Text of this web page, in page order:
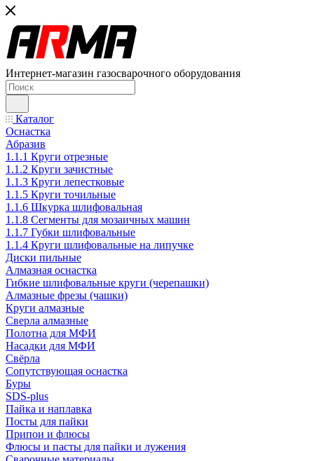
Интернет-магазин газосварочного оборудования
Каталог
Оснастка
Абразив
1.1.1 Круги отрезные
1.1.2 Круги зачистные
1.1.3 Круги лепестковые
1.1.5 Круги точильные
1.1.6 Шкурка шлифовальная
1.1.8 Сегменты для мозаичных машин
1.1.7 Губки шлифовальные
1.1.4 Круги шлифовальные на липучке
Диски пильные
Алмазная оснастка
Гибкие шлифовальные круги (черепашки)
Алмазные фрезы (чашки)
Круги алмазные
Сверла алмазные
Полотна для МФИ
Насадки для МФИ
Свёрла
Сопутствующая оснастка
Буры
SDS-plus
Пайка и наплавка
Посты для пайки
Припои и флюсы
Флюсы и пасты для пайки и лужения